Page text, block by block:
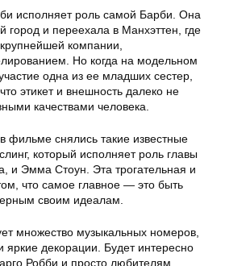
исполняет роль самой Барби. Она
город и переехала в Манхэттен, где
компании,
Но когда на модельном
одна из ее младших сестер,
этикет и внешность далеко не
качествами человека.
фильме снялись такие известные
который исполняет роль главы
и Эмма Стоун. Эта трогательная и
что самое главное — это быть
своим идеалам.
множество музыкальных номеров,
яркие декорации. Будет интересно
Робби и просто любителям